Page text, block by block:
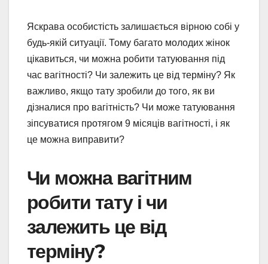
Яскрава особистість залишається вірною собі у
будь-якій ситуації. Тому багато молодих жінок
цікавиться, чи можна робити татуювання під
час вагітності? Чи залежить це від терміну? Як
важливо, якщо тату зробили до того, як ви
дізналися про вагітність? Чи може татуювання
зіпсуватися протягом 9 місяців вагітності, і як
це можна виправити?
Чи можна вагітним
робити тату і чи
залежить це від
терміну?